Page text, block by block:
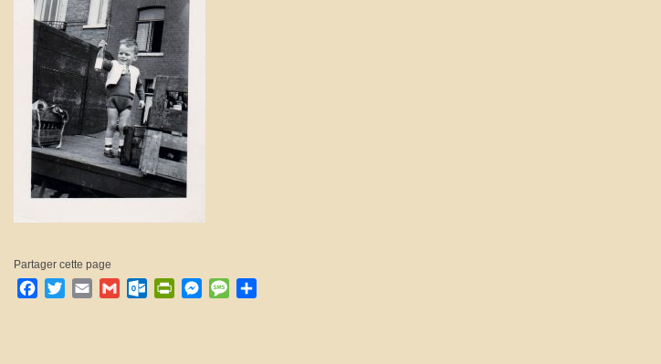
Partager cette page
Facebook
TwitterEmail GmailOutlook.com
PrintFriendly
Messenger
Message